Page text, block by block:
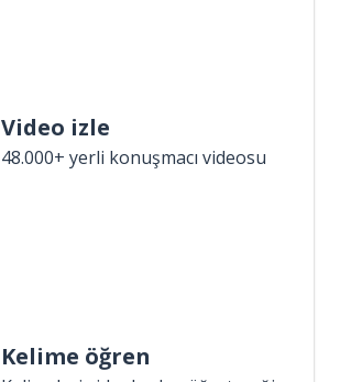
Video izle
48.000+ yerli konuşmacı videosu
Kelime öğren